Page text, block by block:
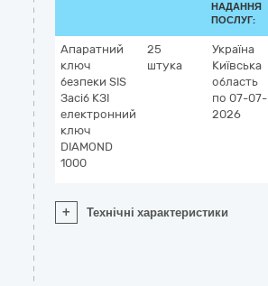
НАДАННЯ
ПОСЛУГ:
Апаратний
ключ
безпеки SIS
Засіб КЗІ
електронний
ключ
DIAMOND
1000
25
штука
Україна
Київська
область
по 07-07-
2026
+ Технічні характеристики